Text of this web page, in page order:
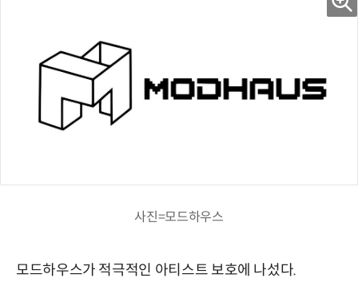
사진=모드하우스
모드하우스가 적극적인 아티스트 보호에 나섰다.